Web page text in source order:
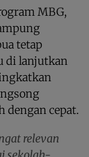
MBG,
tetap
di lanjutkan
dengan cepat.
relevan